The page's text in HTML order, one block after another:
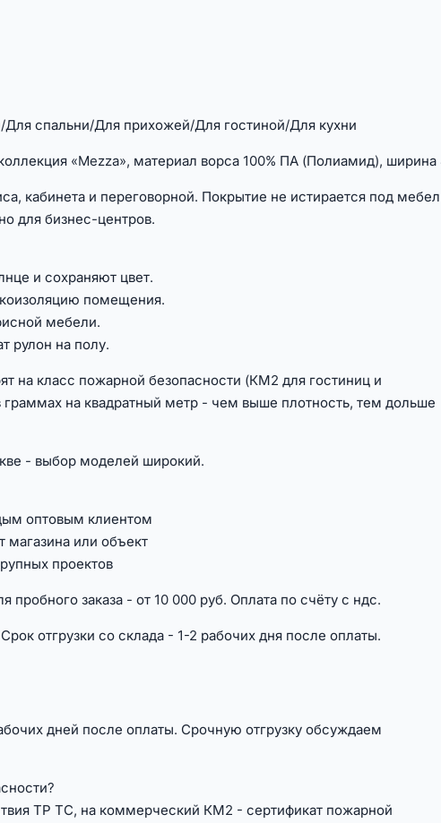
спальни/Для прихожей/Для гостиной/Для кухни
«Mezza», материал ворса 100% ПА (Полиамид), ширина
кабинета и переговорной. Покрытие не истирается под
для бизнес-центров.
и сохраняют цвет.
помещения.
мебели.
рулон на полу.
на класс пожарной безопасности (КМ2 для гостиниц и
на квадратный метр - чем выше плотность, тем дольше
- выбор моделей широкий.
оптовым клиентом
или объект
проектов
пробного заказа - от 10 000 руб. Оплата по счёту с ндс.
отгрузки со склада - 1-2 рабочих дня после оплаты.
дней после оплаты. Срочную отгрузку обсуждаем
ТР ТС, на коммерческий КМ2 - сертификат пожарной